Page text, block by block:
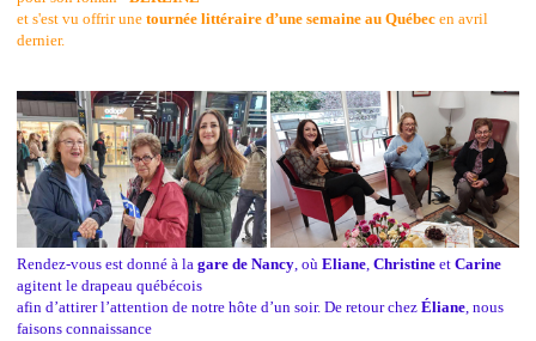
et s'est vu offrir une tournée littéraire d’une semaine au Québec en avril
dernier.
Rendez-vous est donné à la gare de Nancy, où Eliane, Christine et Carine
agitent le drapeau québécois
afin d’attirer l’attention de notre hôte d’un soir. De retour chez Éliane, nous
faisons connaissance